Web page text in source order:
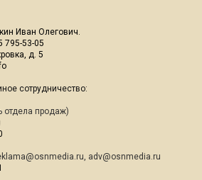
Иван Олегович.
795-53-05
д. 5
сотрудничество:
отдела продаж)
, adv@osnmedia.ru